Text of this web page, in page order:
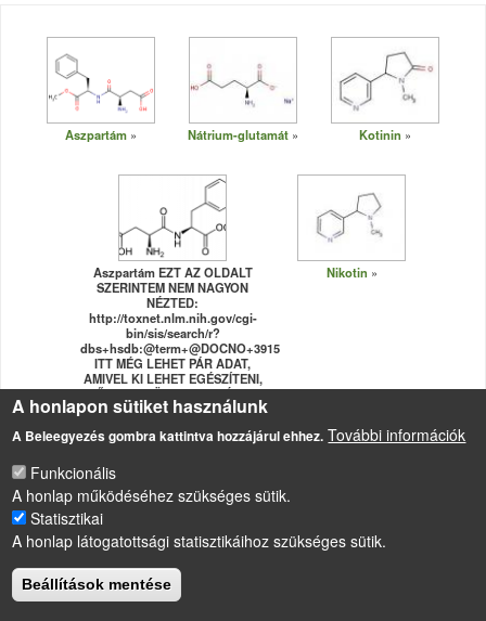
Aszpartám Nátrium-glutamát Kotinin
Aszpartám EZT AZ OLDALT
SZERINTEM NEM NAGYON
NÉZTED:
http://toxnet.nlm.nih.gov/cgi-
bin/sis/search/r?
dbs+hsdb:@term+@DOCNO+3915
ITT MÉG LEHET PÁR ADAT,
AMIVEL KI LEHET EGÉSZÍTENI,
FŐLEG A KÖRNYTOX RÉSZT.
KÜLÖNBEN JÓ LESZ!
Nikotin
LÁBLÉC
Impresszum
Sütikezelési szabályzat
A honlapon sütiket használunk
A Beleegyezés gombra kattintva hozzájárul ehhez. További információk
Funkcionális
A honlap működéséhez szükséges sütik.
Statisztikai
A honlap látogatottsági statisztikáihoz szükséges sütik.
Beállítások mentése